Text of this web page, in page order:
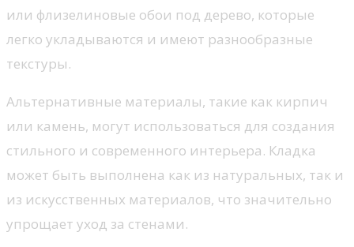
или флизелиновые обои под дерево, которые
легко укладываются и имеют разнообразные
текстуры.
Альтернативные материалы, такие как кирпич
или камень, могут использоваться для создания
стильного и современного интерьера. Кладка
может быть выполнена как из натуральных, так и
из искусственных материалов, что значительно
упрощает уход за стенами.